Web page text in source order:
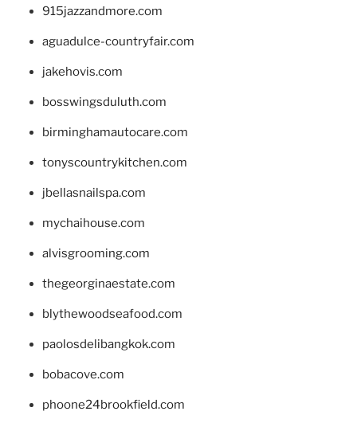
915jazzandmore.com
aguadulce-countryfair.com
jakehovis.com
bosswingsduluth.com
birminghamautocare.com
tonyscountrykitchen.com
jbellasnailspa.com
mychaihouse.com
alvisgrooming.com
thegeorginaestate.com
blythewoodseafood.com
paolosdelibangkok.com
bobacove.com
phoone24brookfield.com